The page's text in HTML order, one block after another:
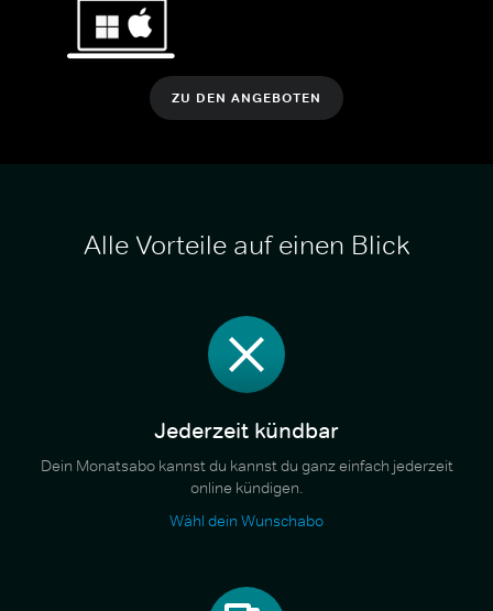
ZU DEN ANGEBOTEN
Alle Vorteile auf einen Blick
Jederzeit kündbar
Dein Monatsabo kannst du kannst du ganz einfach jederzeit
online kündigen.
Wähl dein Wunschabo